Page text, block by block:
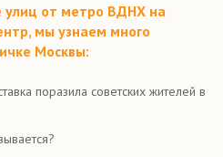
улиц от метро ВДНХ на
мы узнаем много
Москвы:
поразила советских жителей в